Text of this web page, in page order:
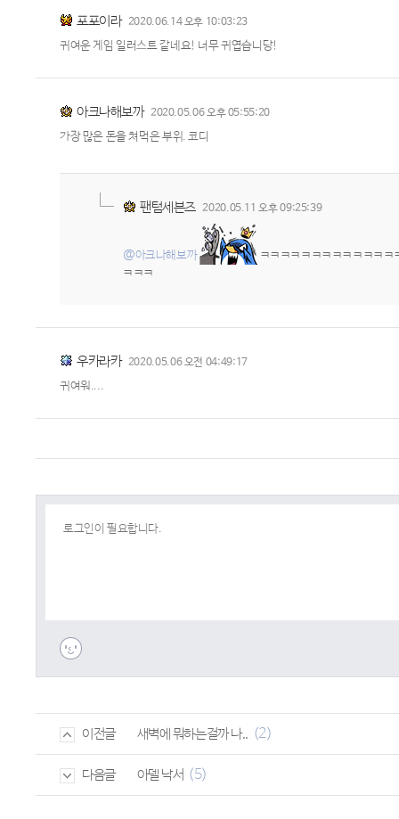
포포이라 2020.06.14 오후 10:03:23
귀여운 게임 일러스트 같네요! 너무 귀엽습니당!
아크나해보까 2020.05.06 오후 05:55:20
가장 많은 돈을 쳐먹은 부위. 코디
팬텀세븐즈 2020.05.11 오후 09:25:39
@아크나해보까
ㅋㅋㅋㅋㅋㅋㅋㅋㅋㅋㅋㅋ
ㅋㅋㅋ
우카라카 2020.05.06 오전 04:49:17
귀여워....
이전글 새벽에 뭐하는걸까 나.. (2)
다음글 아델 낙서 (5)